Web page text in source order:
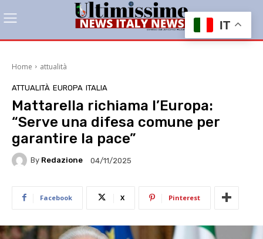
Home attualità
ATTUALITÀ EUROPA ITALIA
Mattarella richiama l’Europa:
“Serve una difesa comune per
garantire la pace”
By Redazione 04/11/2025
Facebook X Pinterest
IT